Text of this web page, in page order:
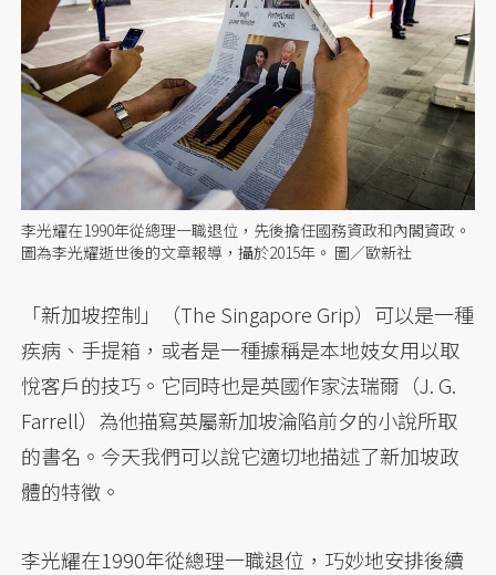
李光耀在1990年從總理一職退位，先後擔任國務資政和內閣資政。
圖為李光耀逝世後的文章報導，攝於2015年。 圖／歐新社
「新加坡控制」（The Singapore Grip）可以是一種
疾病、手提箱，或者是一種據稱是本地妓女用以取
悅客戶的技巧。它同時也是英國作家法瑞爾（J. G.
Farrell）為他描寫英屬新加坡淪陷前夕的小說所取
的書名。今天我們可以說它適切地描述了新加坡政
體的特徵。
李光耀在1990年從總理一職退位，巧妙地安排後續